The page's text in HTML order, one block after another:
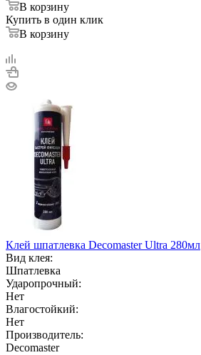
В корзину
Купить в один клик
В корзину
Клей шпатлевка Decomaster Ultra 280мл
Вид клея:
Шпатлевка
Ударопрочный:
Нет
Влагостойкий:
Нет
Производитель:
Decomaster